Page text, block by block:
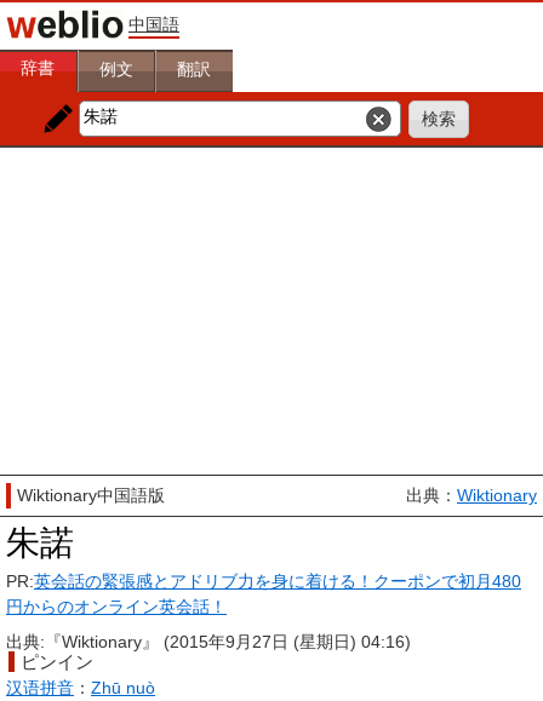
中国語
辞書 例文 翻訳
Wiktionary中国語版 出典： Wiktionary
朱諾
PR:英会話の緊張感とアドリブ力を身に着ける！クーポンで初月480
円からのオンライン英会話！
出典:『Wiktionary』 (2015年9月27日 (星期日) 04:16)
ピンイン
汉语拼音 ： Zhū nuò